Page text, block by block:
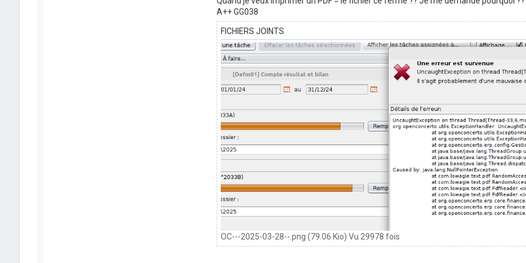
A++ GG038
FICHIERS JOINTS
OC---2025-03-28--.png (79.06 Kio) Vu 29978 fois